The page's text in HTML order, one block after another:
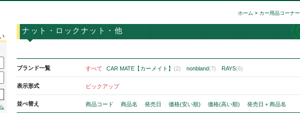
ホーム > カー用品コーナー
ナット・ロックナット・他
ブランド一覧 すべて CAR MATE【カーメイト】 (2) nonbland(7) RAYS(6)
表示形式 ピックアップ
並べ替え 商品コード 商品名 発売日 価格(安い順) 価格(高い順) 発売日＋商品名